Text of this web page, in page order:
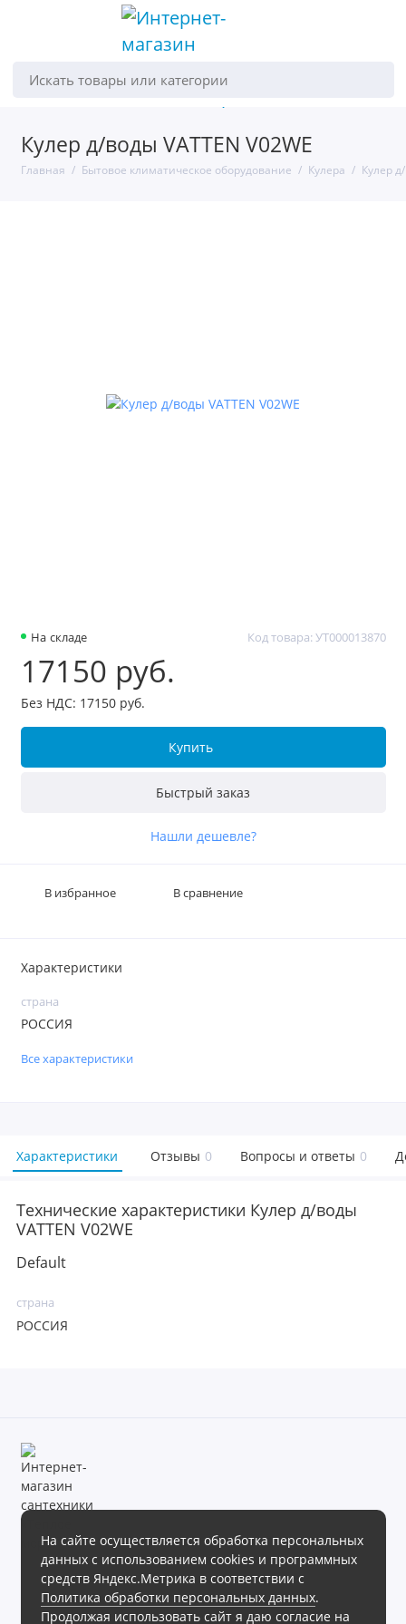
Искать товары или категории
Кулер д/воды VATTEN V02WE
Главная Бытовое климатическое оборудование Кулера Кулер
На складе Код товара: УТ000013870
17150 руб.
Без НДС: 17150 руб.
Купить
Быстрый заказ
Нашли дешевле?
В избранное В сравнение
Характеристики
страна
РОССИЯ
Все характеристики
Характеристики Отзывы 0 Вопросы и ответы 0
Технические характеристики Кулер д/воды
VATTEN V02WE
Default
страна
РОССИЯ
На сайте осуществляется обработка персональных
данных с использованием cookies и программных
средств Яндекс.Метрика в соответствии с
Политика обработки персональных данных.
Продолжая использовать сайт я даю согласие на
Магазин сантехники «Теплое море» готов предложить своим
клиентам обширный ассортимент продукции в различных
ценовых диапазонах.